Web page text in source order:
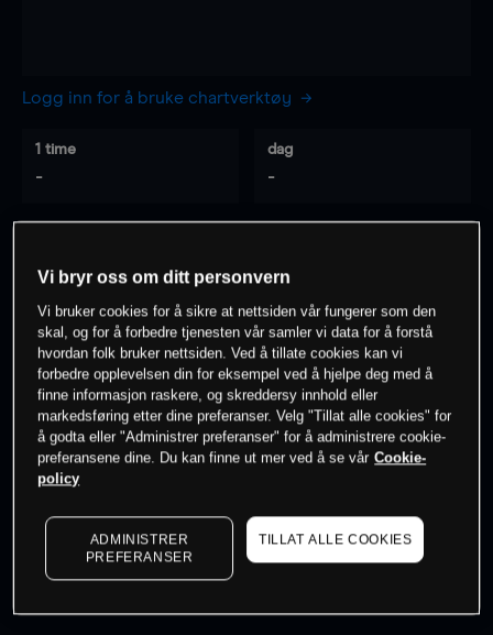
Logg inn for å bruke chartverktøy
1 time
-
dag
-
- -
0% av kunder erpå dette instrumentet
Søk om konto
Kursene er veiledende.Log in
Vi bryr oss om ditt personvern
Vi bruker cookies for å sikre at nettsiden vår fungerer som den
skal, og for å forbedre tjenesten vår samler vi data for å forstå
hvordan folk bruker nettsiden. Ved å tillate cookies kan vi
forbedre opplevelsen din for eksempel ved å hjelpe deg med å
finne informasjon raskere, og skreddersy innhold eller
markedsføring etter dine preferanser. Velg "Tillat alle cookies" for
å godta eller "Administrer preferanser" for å administrere cookie-
preferansene dine. Du kan finne ut mer ved å se vår Cookie-
policy
ADMINISTRER
PREFERANSER
TILLAT ALLE COOKIES